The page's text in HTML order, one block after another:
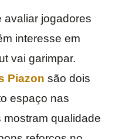
avaliar jogadores
interesse em
vai garimpar.
Piazon são dois
espaço nas
mostram qualidade